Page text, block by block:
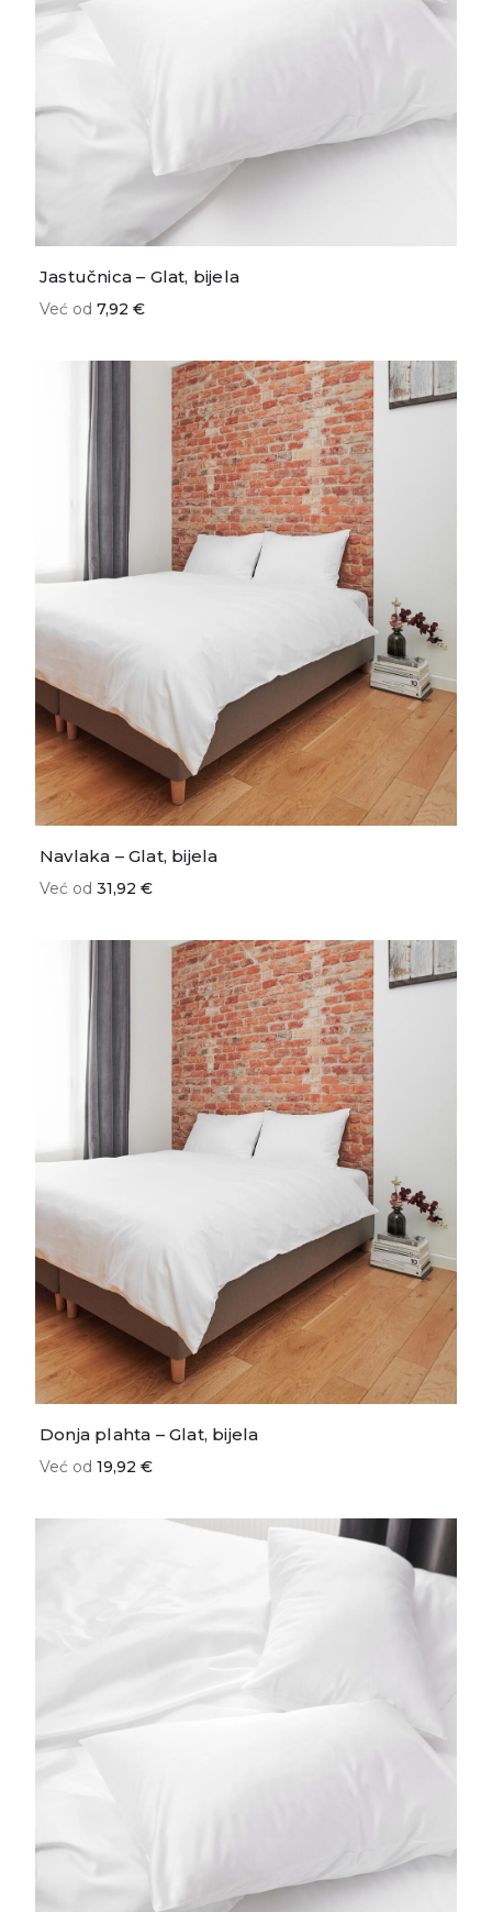
Jastučnica – Glat, bijela
Već od 7,92 €
Navlaka – Glat, bijela
Već od 31,92 €
Donja plahta – Glat, bijela
Već od 19,92 €